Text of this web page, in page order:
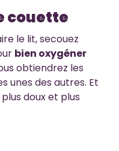
couette
le lit, secouez
bien oxygéner
obtiendrez les
unes des autres. Et
doux et plus